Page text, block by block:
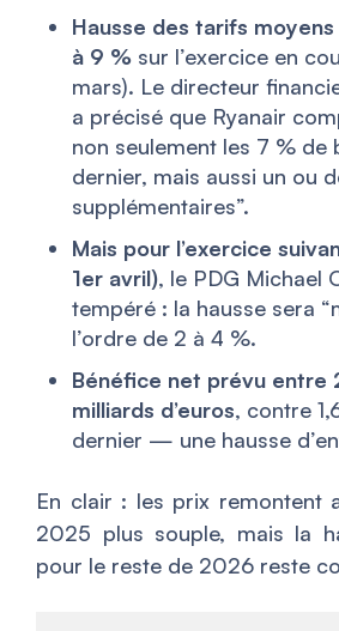
Hausse des tarifs
à 9 % sur l’exercice en
mars). Le directeur
a précisé que Ryanair
non seulement les 7 % de
dernier, mais aussi un ou
supplémentaires”.
Mais pour l’exercice
1er avril), le PDG Michael
tempéré : la hausse sera
l’ordre de 2 à 4 %.
Bénéfice net prévu entre
milliards d’euros, contre
dernier — une hausse
En clair : les prix remontent
2025 plus souple, mais la
pour le reste de 2026 reste